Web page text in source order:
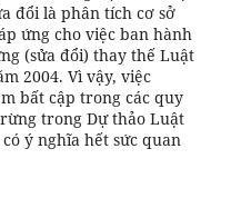
đổi là phân tích cơ sở
ứng cho việc ban hành
(sửa đổi) thay thế Luật
2004. Vì vậy, việc
bất cập trong các quy
trong Dự thảo Luật
ý nghĩa hết sức quan